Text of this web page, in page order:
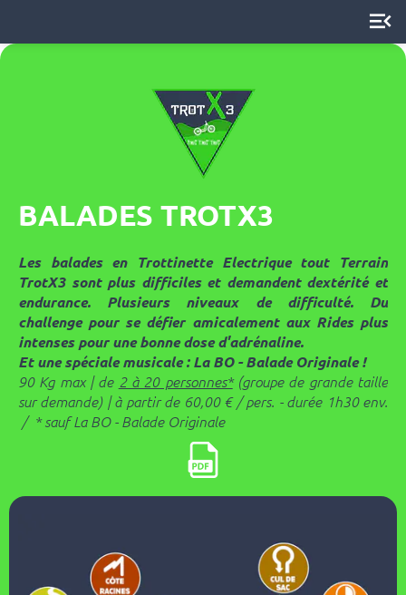
BALADES TROTX3
Les balades en Trottinette Electrique tout Terrain
TrotX3 sont plus difficiles et demandent dextérité et
endurance. Plusieurs niveaux de difficulté. Du
challenge pour se défier amicalement aux Rides plus
intenses pour une bonne dose d'adrénaline.
Et une spéciale musicale : La BO - Balade Originale !
90 Kg max | de 2 à 20 personnes*(groupe de grande taille
sur demande) | à partir de 60,00 € / pers. - durée 1h30 env.
/ * sauf La BO - Balade Originale
menu_open